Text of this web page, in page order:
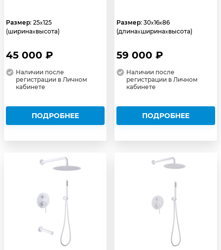
Размер: 25x125
(ширинаxвысота)
45 000 ₽
Наличии после
регистрации в Личном
кабинете
ПОДРОБНЕЕ
Размер: 30x16x86
(длинаxширинаxвысота)
59 000 ₽
Наличии после
регистрации в Личном
кабинете
ПОДРОБНЕЕ